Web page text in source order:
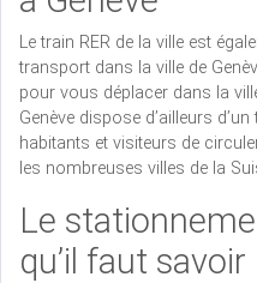
Le train RER de la ville est
transport dans la ville de
pour vous déplacer dans la
Genève dispose d’ailleurs
habitants et visiteurs de
les nombreuses villes de la
Le
qu’il faut savoir